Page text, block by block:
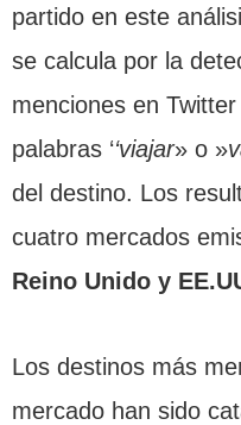
partido en este
se calcula por la
menciones en
palabras ‘‘viajar» o »
del destino. Los
cuatro mercados
Reino Unido y
Los destinos más
mercado han sido